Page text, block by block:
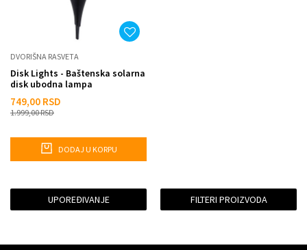
DVORIŠNA RASVETA
Disk Lights - Baštenska solarna
disk ubodna lampa
749,00 RSD
1.999,00RSD
DODAJ U KORPU
UPOREĐIVANJE FILTERI PROIZVODA